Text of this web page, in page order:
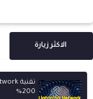
الاكثر زيارة
200%